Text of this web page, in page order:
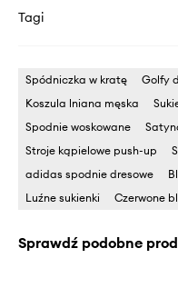
Tagi
Spódniczka w kratę Golfy
Koszula lniana męska
Spodnie woskowane
Stroje kąpielowe push-up
adidas spodnie dresowe
Luźne sukienki
Czerwone
Sprawdź podobne